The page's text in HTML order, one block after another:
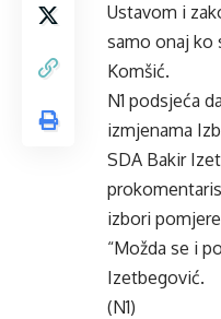
Ustavom i
samo onaj ko
Komšić.
N1 podsjeća
izmjenama
SDA Bakir
izbori
“Možda se i
Izetbegović.
(N1)